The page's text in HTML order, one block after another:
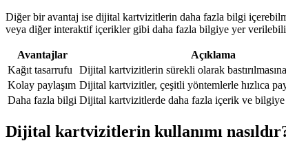
Diğer bir avantaj ise dijital kartvizitlerin daha fazla bilgi
veya diğer interaktif içerikler gibi daha fazla bilgiye yer
Avantajlar
Açıklama
Kağıt tasarrufu
Dijital kartvizitlerin sürekli olarak
Kolay paylaşım Dijital kartvizitler, çeşitli yöntemlerle hızlıca
Daha fazla bilgi Dijital kartvizitlerde daha fazla içerik ve
Dijital kartvizitlerin kullanımı